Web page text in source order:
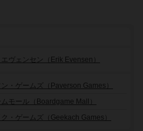
ヴェンセン（Erik Evensen）
・ゲームズ（Paverson Games）
モール（Boardgame Mall）
・ゲームズ（Geekach Games）